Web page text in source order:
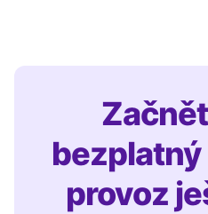
provoz